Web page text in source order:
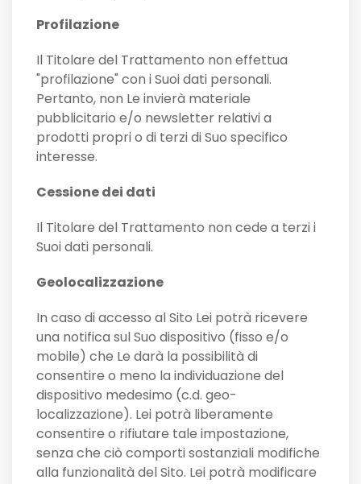
Profilazione
Il Titolare del Trattamento non effettua
"profilazione" con i Suoi dati personali.
Pertanto, non Le invierà materiale
pubblicitario e/o newsletter relativi a
prodotti propri o di terzi di Suo specifico
interesse.
Cessione dei dati
Il Titolare del Trattamento non cede a terzi i
Suoi dati personali.
Geolocalizzazione
In caso di accesso al Sito Lei potrà ricevere
una notifica sul Suo dispositivo (fisso e/o
mobile) che Le darà la possibilità di
consentire o meno la individuazione del
dispositivo medesimo (c.d. geo-
localizzazione). Lei potrà liberamente
consentire o rifiutare tale impostazione,
senza che ciò comporti sostanziali modifiche
alla funzionalità del Sito. Lei potrà modificare